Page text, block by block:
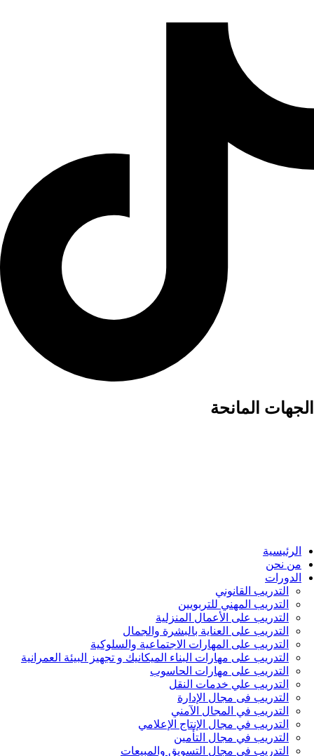
الجهات المانحة
الرئيسية
من نحن
الدورات
التدريب القانوني
التدريب المهني للتربويين
التدريب على الأعمال المنزلية
التدريب على العناية بالبشرة والجمال
التدريب على المهارات الاجتماعية والسلوكية
التدريب على مهارات البناء الميكانيك و تجهيز البيئة العمرانية
التدريب على مهارات الحاسوب
التدريب علي خدمات النقل
التدريب فى مجال الإدارة
التدريب في المجال الآمني
التدريب في مجال الإنتاج الإعلامي
التدريب في مجال التأمين
التدريب في مجال التسويق والمبيعات